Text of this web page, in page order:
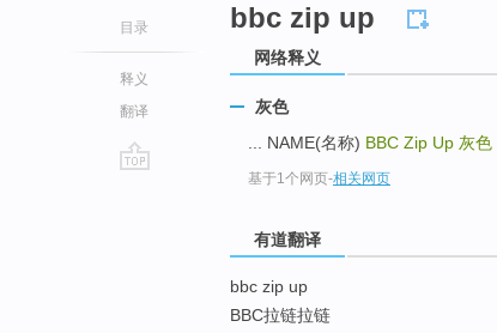
目录
释义
翻译
bbc zip up
网络释义
灰色
... NAME(名称) BBC Zip Up 灰色
基于1个网页-相关网页
有道翻译
bbc zip up
BBC拉链拉链